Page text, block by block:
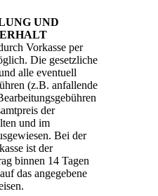
UND
Vorkasse per
Die gesetzliche
alle eventuell
(z.B. anfallende
der
und im
Bei der
ist der
binnen 14 Tagen
das angegebene